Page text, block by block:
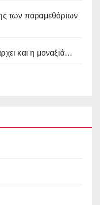
των παραμεθόριων
και η μοναξιά…